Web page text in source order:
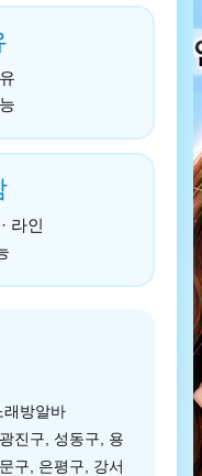
라인
래방알바
진구, 성동구, 용
구, 은평구, 강서